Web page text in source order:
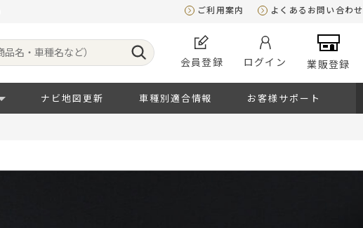
ご利用案内 よくあるお問い合わせ
会員登録 ログイン 業販登録
ナビ地図更新 車種別適合情報 お客様サポート